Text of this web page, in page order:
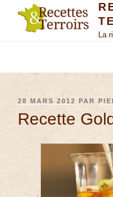
La
28 MARS 2012 PAR
Recette